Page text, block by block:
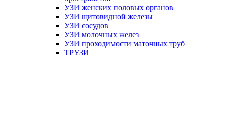
УЗИ женских половых органов
УЗИ щитовидной железы
УЗИ сосудов
УЗИ молочных желез
УЗИ проходимости маточных труб
ТРУЗИ